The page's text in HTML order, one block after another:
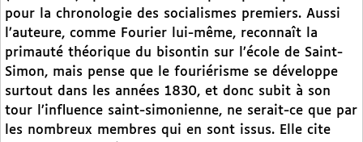
pour la chronologie des socialismes premiers. Aussi
l’auteure, comme Fourier lui-même, reconnaît la
primauté théorique du bisontin sur l’école de Saint-
Simon, mais pense que le fouriérisme se développe
surtout dans les années 1830, et donc subit à son
tour l’influence saint-simonienne, ne serait-ce que par
les nombreux membres qui en sont issus. Elle cite